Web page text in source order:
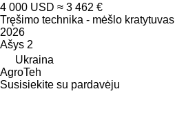
4 000 USD ≈ 3 462 €
Tręšimo technika - mėšlo kratytuvas
2026
Ašys 2
Ukraina
AgroTeh
Susisiekite su pardavėju